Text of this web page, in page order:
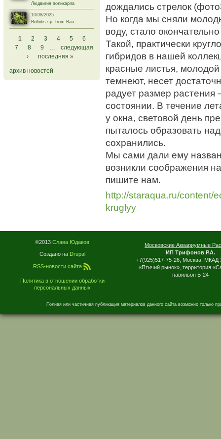
Людвигия поликарпа
10/08/2025
Bolbitis sp. from Bau
Страницы
1 2 3 4 5
6
7
8 9
следующая
›
последняя »
архив новостей
дождались стрелок
Но когда мы сняли
воду, стало
Такой, практически
гибридов в нашей
красные листья,
темнеют, несет
радует размер
состоянии. В течение
у окна, световой день
пыталось образовать
сохранились.
Мы сами дали ему
возникли соображения
пишите нам.
http://staraqua.ru/content/
kruglyy
©2013 Слава Юдаков
Создано на Drupal
RSS-новости сайта
Политика в отношении обработки
персональных данных
Московские Аквариумные
ИП Трифонов Р.А.
+7(925)517-75-26, Москва, МКАД
«Птичий рынок», территория
павильон Б-24
Полная или частичная публикация материалов данного сайта возможно только